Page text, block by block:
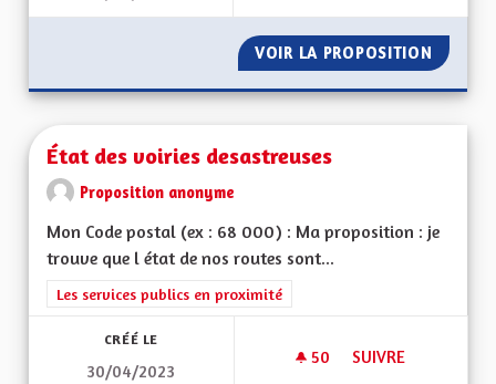
VOIR LA PROPOSITION
État des voiries desastreuses
Proposition anonyme
Mon Code postal (ex : 68 000) : Ma proposition : je
trouve que l état de nos routes sont...
Filtrer les résultats de la catégorie : Les services publics en
Les services publics en proximité
CRÉÉ LE
30/04/2023
50 50 ABONNÉS
SUIVRE